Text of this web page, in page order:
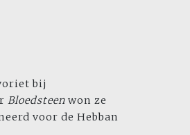
bij
Bloedsteen won ze
voor de Hebban